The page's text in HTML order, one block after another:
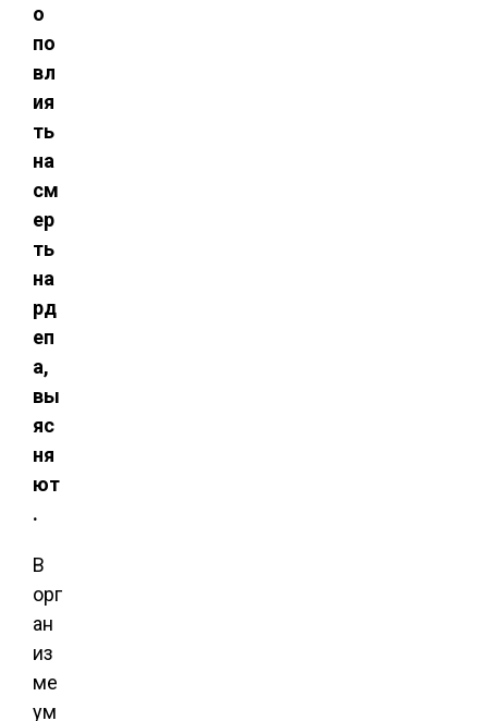
о
по
вл
ия
ть
на
см
ер
ть
на
рд
еп
а,
вы
яс
ня
ют
.
В
орг
ан
из
ме
ум